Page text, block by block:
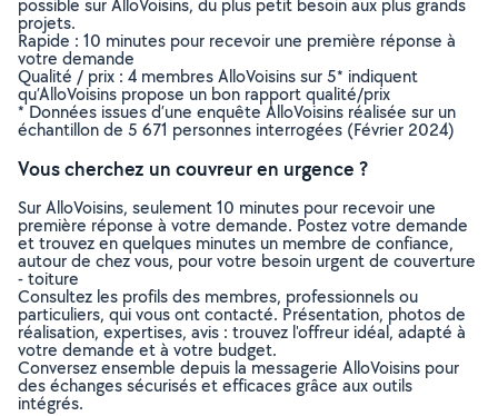
possible sur AlloVoisins, du plus petit besoin aux plus grands
projets.
Rapide : 10 minutes pour recevoir une première réponse à
votre demande
Qualité / prix : 4 membres AlloVoisins sur 5* indiquent
qu’AlloVoisins propose un bon rapport qualité/prix
* Données issues d’une enquête AlloVoisins réalisée sur un
échantillon de 5 671 personnes interrogées (Février 2024)
Vous cherchez un couvreur en urgence ?
Sur AlloVoisins, seulement 10 minutes pour recevoir une
première réponse à votre demande. Postez votre demande
et trouvez en quelques minutes un membre de confiance,
autour de chez vous, pour votre besoin urgent de couverture
- toiture
Consultez les profils des membres, professionnels ou
particuliers, qui vous ont contacté. Présentation, photos de
réalisation, expertises, avis : trouvez l'offreur idéal, adapté à
votre demande et à votre budget.
Conversez ensemble depuis la messagerie AlloVoisins pour
des échanges sécurisés et efficaces grâce aux outils
intégrés.